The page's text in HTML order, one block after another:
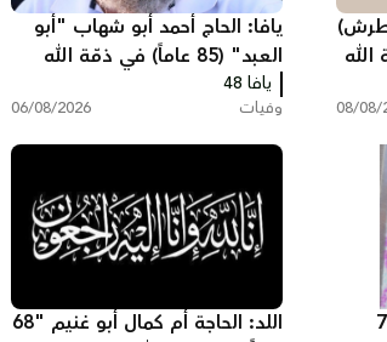
08/08/
يافا: الحاج أحمد أبو شهاب "أبو
العبد" (85 عاماً) في ذمّة الله
يافا 48
وفيات 06/08/2026
(74
اللد: الحاجة أم كمال أبو غنيم "68